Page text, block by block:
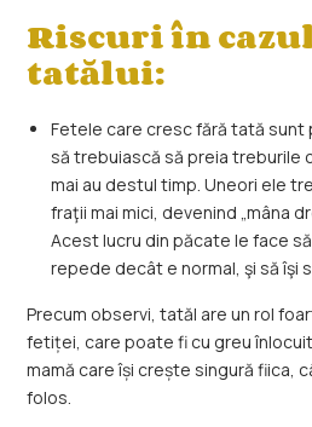
Riscuri în
tatălui:
Fetele care cresc fără tată sunt
să trebuiască să preia treburile
mai au destul timp. Uneori ele
fraţii mai mici, devenind „mâna
Acest lucru din păcate le face
repede decât e normal, şi să îşi
Precum observi, tatăl are un rol
fetiței, care poate fi cu greu
mamă care își crește singură fiica,
folos.